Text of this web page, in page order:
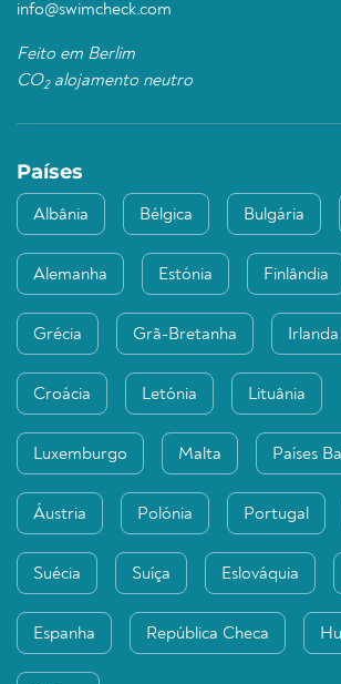
info@swimcheck.com
Feito em Berlim
CO2alojamento neutro
Países
Albânia Bélgica Bulgária
Alemanha Estónia Finlândia
Grécia Grã-Bretanha Irlanda
Croácia Letónia Lituânia
Luxemburgo Malta Países
Áustria Polónia Portugal
Suécia Suíça Eslováquia
Espanha República Checa